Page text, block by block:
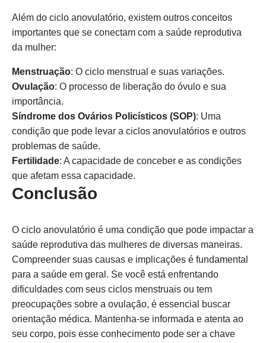
Além do ciclo anovulatório, existem outros conceitos
importantes que se conectam com a saúde reprodutiva
da mulher:
Menstruação: O ciclo menstrual e suas variações.
Ovulação: O processo de liberação do óvulo e sua
importância.
Síndrome dos Ovários Policísticos (SOP): Uma
condição que pode levar a ciclos anovulatórios e outros
problemas de saúde.
Fertilidade: A capacidade de conceber e as condições
que afetam essa capacidade.
Conclusão
O ciclo anovulatório é uma condição que pode impactar a
saúde reprodutiva das mulheres de diversas maneiras.
Compreender suas causas e implicações é fundamental
para a saúde em geral. Se você está enfrentando
dificuldades com seus ciclos menstruais ou tem
preocupações sobre a ovulação, é essencial buscar
orientação médica. Mantenha-se informada e atenta ao
seu corpo, pois esse conhecimento pode ser a chave